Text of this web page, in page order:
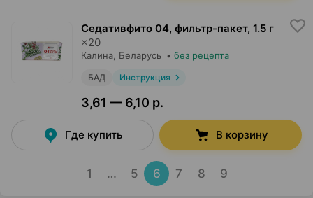
Седативфито 04, фильтр-пакет, 1.5 г
×20
Калина , Беларусь • без рецепта
БАД Инструкция
3,61 — 6,10 р.
Где купить В корзину
1 … 5 6 7 8 9